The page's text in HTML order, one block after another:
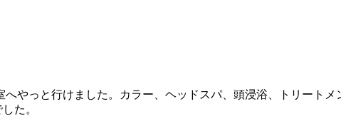
へやっと行けました。カラー、ヘッドスパ、頭浸浴、トリート
た。